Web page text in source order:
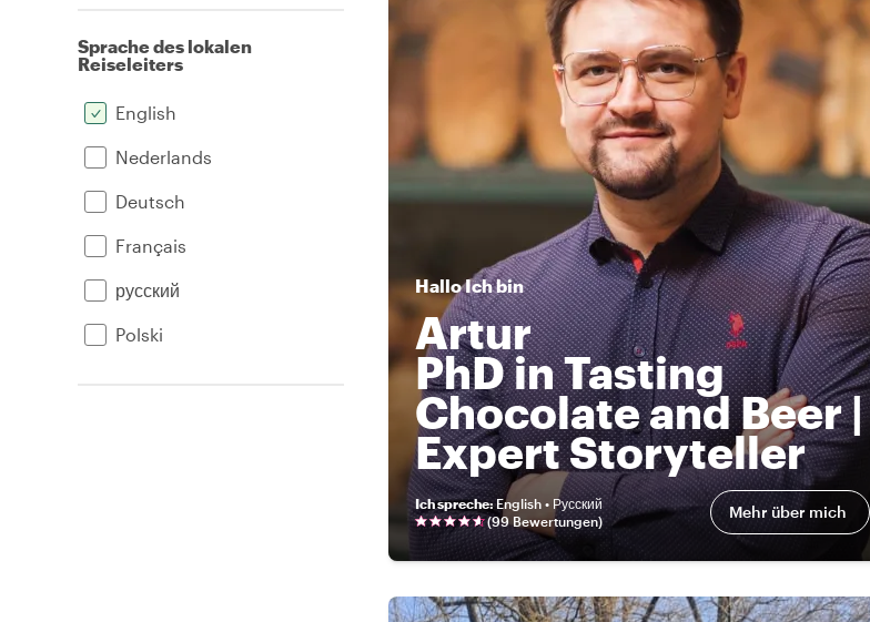
Sprache des lokalen
Reiseleiters
English
Nederlands
Deutsch
Français
русский
Polski
HalloIch bin
Artur
PhD in Tasting
Chocolate and Beer |
Expert Storyteller
Ich spreche:English • Русский
(99 Bewertungen) Mehr über mich